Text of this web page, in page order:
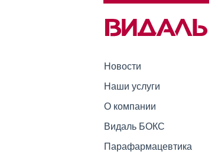
Новости
Наши услуги
О компании
Видаль БОКС
Парафармацевтика